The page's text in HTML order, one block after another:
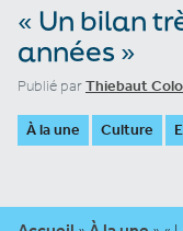
« Un bilan
années »
Publié parThiebaut
À la une Culture